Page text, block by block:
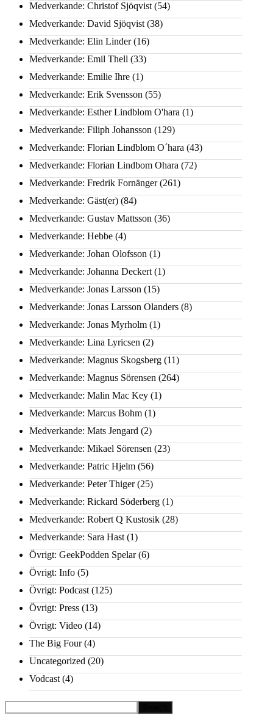
Medverkande: Christof Sjöqvist (54)
Medverkande: David Sjöqvist (38)
Medverkande: Elin Linder(16)
Medverkande: Emil Thell (33)
Medverkande: Emilie Ihre (1)
Medverkande: Erik Svensson (55)
Medverkande: Esther Lindblom O'hara (1)
Medverkande: Filiph Johansson (129)
Medverkande: Florian Lindblom O´hara (43)
Medverkande: Florian Lindbom Ohara (72)
Medverkande: Fredrik Fornänger(261)
Medverkande: Gäst(er) (84)
Medverkande: Gustav Mattsson (36)
Medverkande: Hebbe (4)
Medverkande: Johan Olofsson (1)
Medverkande: Johanna Deckert (1)
Medverkande: Jonas Larsson (15)
Medverkande: Jonas Larsson Olanders (8)
Medverkande: Jonas Myrholm (1)
Medverkande: Lina Lyricsen (2)
Medverkande: Magnus Skogsberg (11)
Medverkande: Magnus Sörensen (264)
Medverkande: Malin Mac Key (1)
Medverkande: Marcus Bohm (1)
Medverkande: Mats Jengard (2)
Medverkande: Mikael Sörensen (23)
Medverkande: Patric Hjelm (56)
Medverkande: Peter Thiger(25)
Medverkande: Rickard Söderberg (1)
Medverkande: Robert Q Kustosik (28)
Medverkande: Sara Hast (1)
Övrigt: GeekPodden Spelar(6)
Övrigt: Info (5)
Övrigt: Podcast (125)
Övrigt: Press (13)
Övrigt: Video (14)
The Big Four(4)
Uncategorized (20)
Vodcast (4)